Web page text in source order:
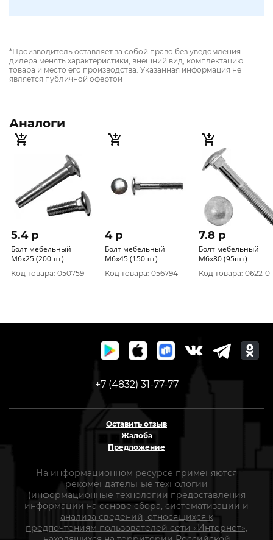
*Производитель оставляет за собой право без уведомления
дилера менять характеристики, внешний вид, комплектацию
товара и место его производства. Указанная информация не
является публичной офертой
Аналоги
5.4 p
Болт мебельный
М6х25 (200шт)
Код товара: 050759
4 p
Болт мебельный
М6х45 (150шт)
Код товара: 056794
7.8 p
Болт мебельный
М6х80 (95шт)
Код товара: 062210
+7 (4832) 31-77-77
Оставить отзыв
Жалоба
Предложение
На информационном ресурсе применяются
рекомендательные технологии
(информационные технологии предоставления
информации на основе сбора, систематизации и
анализа сведений, относящихся к
предпочтениям пользователей сети «Интернет»,